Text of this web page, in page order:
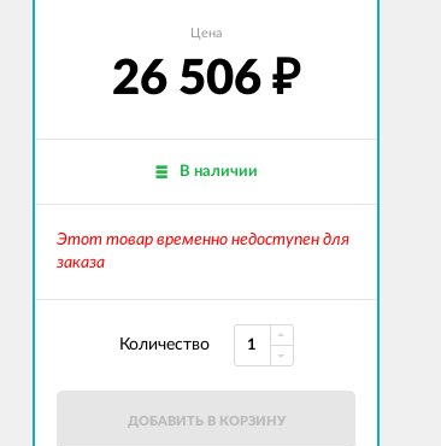
Цена
26 506 ₽
В наличии
Этот товар временно недоступен для
заказа
Количество
ДОБАВИТЬ В КОРЗИНУ